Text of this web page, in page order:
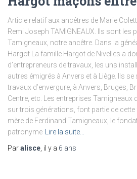
Article relatif aux ancêtres de Marie
Remi Joseph TAMIGNEAUX. Ils sont les
Tamigneaux, notre ancêtre. Dans la
Hargot La famille Hargot de Nivelles a
d’entrepreneurs de travaux, les uns
autres émigrés à Anvers et à Liège. Ils
travaux d’envergure, à Anvers, Bruges,
Centre, etc. Les entreprises Tamigneaux
sur trois générations, font partie de
mère de Ferdinand Tamigneaux, le
patronyme Lire la suite…
Paralisce, il y a 6 ans